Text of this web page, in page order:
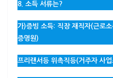
8. 소득 서류는?
가)증빙 소득: 직장 재직자(근로
증명원)
프리랜서등 위촉직등(거주자 사